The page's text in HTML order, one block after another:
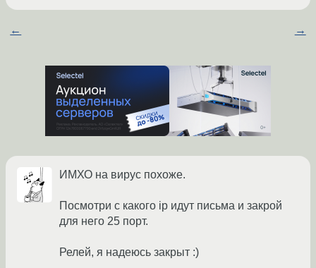
← →
ИМХО на вирус похоже.
Посмотри с какого ip идут письма и закрой
для него 25 порт.
Релей, я надеюсь закрыт :)